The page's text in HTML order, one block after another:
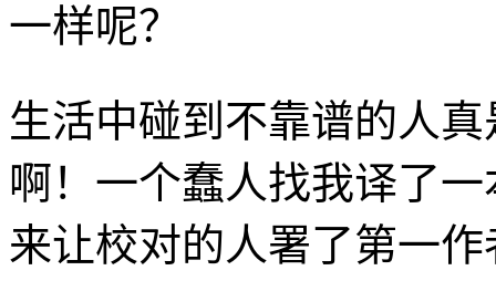
一样呢？
生活中碰到不靠谱的人
啊！一个蠢人找我译了
来让校对的人署了第一